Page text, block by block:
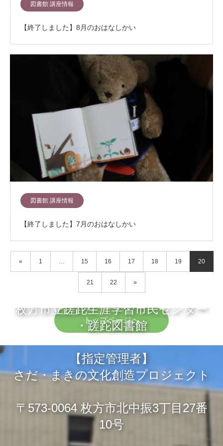
図書館 講座情報
【終了しました】8月のおはなしかい
図書館 講座情報
【終了しました】7月のおはなしかい
« 1 … 15 16 17 18 19 20
21 22 »
トップページへ
枚方市立蹉跎生涯学習市民センター
・蹉跎図書館
【指定管理者】
さだ・まきの文化創造プロジェクト
〒573-0064 枚方市北中振3丁目27番
10号